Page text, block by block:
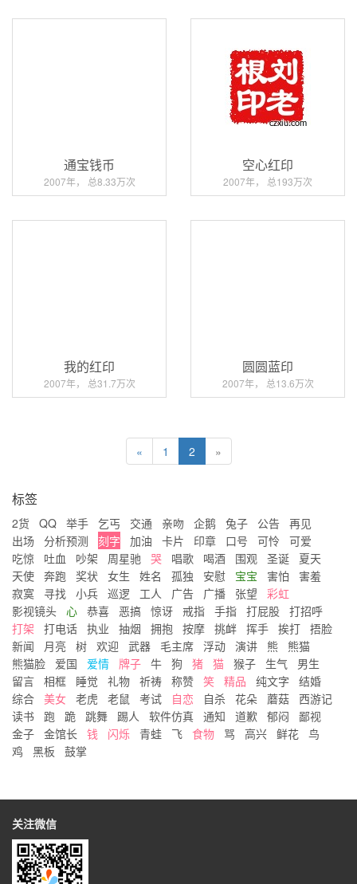
通宝钱币
2007年， 总8.33万次
空心红印
2007年， 总193万次
我的红印
2007年， 总31.7万次
圆圆蓝印
2007年， 总13.6万次
« 1 2 »
标签
2货 QQ 举手 乞丐 交通 亲吻 企鹅 兔子 公告 再见
出场
分析预测 刻字 加油 卡片 印章 口号 可怜
可爱
吃惊
吐血 吵架 周星驰 哭 唱歌 喝酒 围观 圣诞
夏天
天使 奔跑 奖状 女生 姓名 孤独 安慰 宝宝 害怕
害羞
寂寞
寻找 小兵 巡逻 工人 广告 广播 张望
彩虹
影视镜头 心 恭喜 恶搞 惊讶 戒指 手指 打屁股 打招呼
打架
打电话 执业 抽烟 拥抱 按摩 挑衅 挥手 挨打 捂脸
新闻
月亮 树 欢迎 武器 毛主席 浮动 演讲 熊
熊猫
熊猫脸
爱国 爱情 牌子 牛 狗 猪 猫 猴子 生气
男生
留言 相框 睡觉 礼物 祈祷 称赞 笑 精品 纯文字
结婚
综合 美女 老虎 老鼠 考试 自恋 自杀 花朵 蘑菇 西游记
读书
跑 跪 跳舞 踢人 软件仿真 通知 道歉 郁闷
鄙视
金子 金馆长 钱 闪烁 青蛙 飞 食物 骂 高兴 鲜花 鸟
鸡
黑板 鼓掌
关注微信